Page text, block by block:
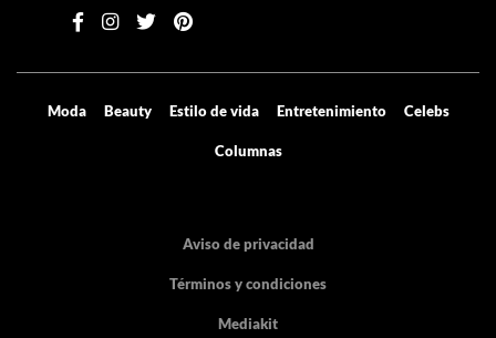
Moda Beauty Estilo de vida Entretenimiento Celebs
Columnas
Aviso de privacidad
Términos y condiciones
Mediakit